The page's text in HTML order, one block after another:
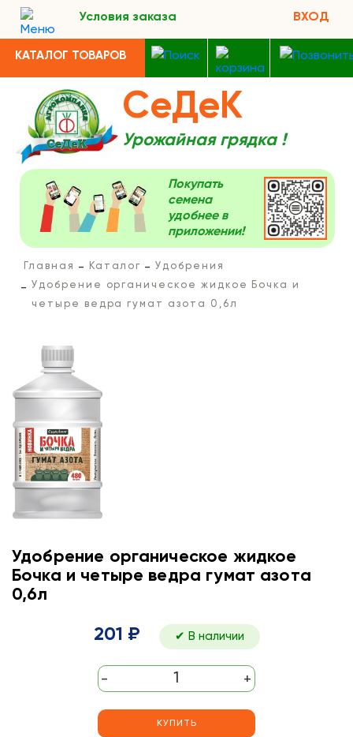
Условия заказа ВХОД
КАТАЛОГ ТОВАРОВ
СеДеК
Урожайная грядка !
Покупать
семена
удобнее в
приложении!
Главная Каталог
Удобрения
Удобрение органическое жидкое Бочка и
четыре ведра гумат азота 0,6л
Удобрение органическое жидкое
Бочка и четыре ведра гумат азота
0,6л
201 ₽ ✔ В наличии
- +
КУПИТЬ